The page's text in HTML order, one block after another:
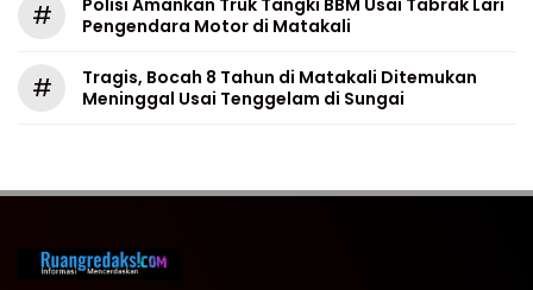
#
Polisi Amankan Truk Tangki BBM Usai Tabrak Lari
Pengendara Motor di Matakali
#
Tragis, Bocah 8 Tahun di Matakali Ditemukan
Meninggal Usai Tenggelam di Sungai